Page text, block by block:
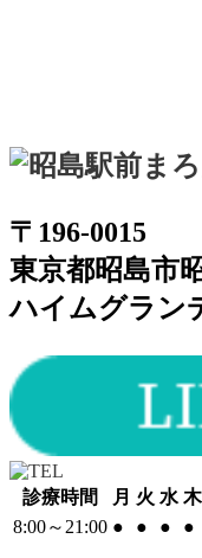
〒196-0015
東京都昭島市
ハイムグラン
診療時間 月 火 水 木
8:00～21:00 ● ● ● ●